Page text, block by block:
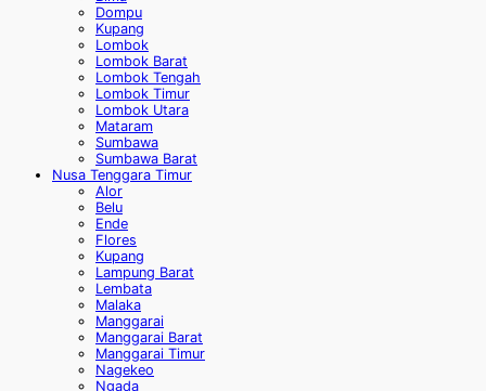
Dompu
Kupang
Lombok
Lombok Barat
Lombok Tengah
Lombok Timur
Lombok Utara
Mataram
Sumbawa
Sumbawa Barat
Nusa Tenggara Timur
Alor
Belu
Ende
Flores
Kupang
Lampung Barat
Lembata
Malaka
Manggarai
Manggarai Barat
Manggarai Timur
Nagekeo
Ngada